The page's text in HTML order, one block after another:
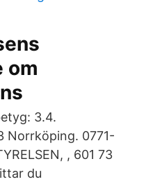
om
3.4.
Norrköping. 0771-
, 601 73
du